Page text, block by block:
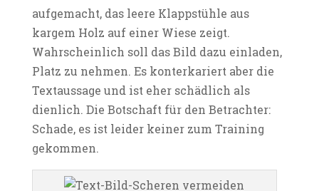
aufgemacht, das leere Klappstühle aus
kargem Holz auf einer Wiese zeigt.
Wahrscheinlich soll das Bild dazu einladen,
Platz zu nehmen. Es konterkariert aber die
Textaussage und ist eher schädlich als
dienlich. Die Botschaft für den Betrachter:
Schade, es ist leider keiner zum Training
gekommen.